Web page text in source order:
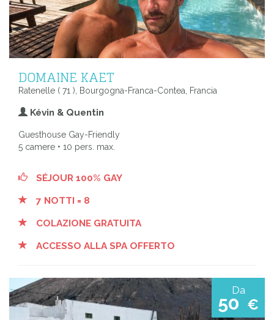
DOMAINE KAET
Ratenelle ( 71 ), Bourgogna-Franca-Contea, Francia
Kévin & Quentin
Guesthouse Gay-Friendly
5 camere • 10 pers. max.
SÉJOUR 100% GAY
7 NOTTI = 8
COLAZIONE GRATUITA
ACCESSO ALLA SPA OFFERTO
Da
50 €